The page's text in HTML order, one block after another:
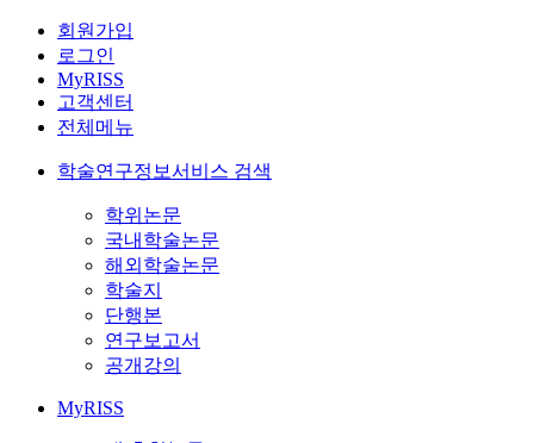
회원가입
로그인
MyRISS
고객센터
전체메뉴
학술연구정보서비스 검색
학위논문
국내학술논문
해외학술논문
학술지
단행본
연구보고서
공개강의
MyRISS